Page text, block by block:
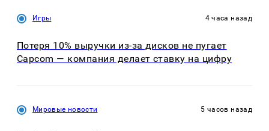
Игры 4 часа назад
Потеря 10% выручки из-за дисков не пугает
Capcom — компания делает ставку на цифру
Мировые новости 5 часов назад